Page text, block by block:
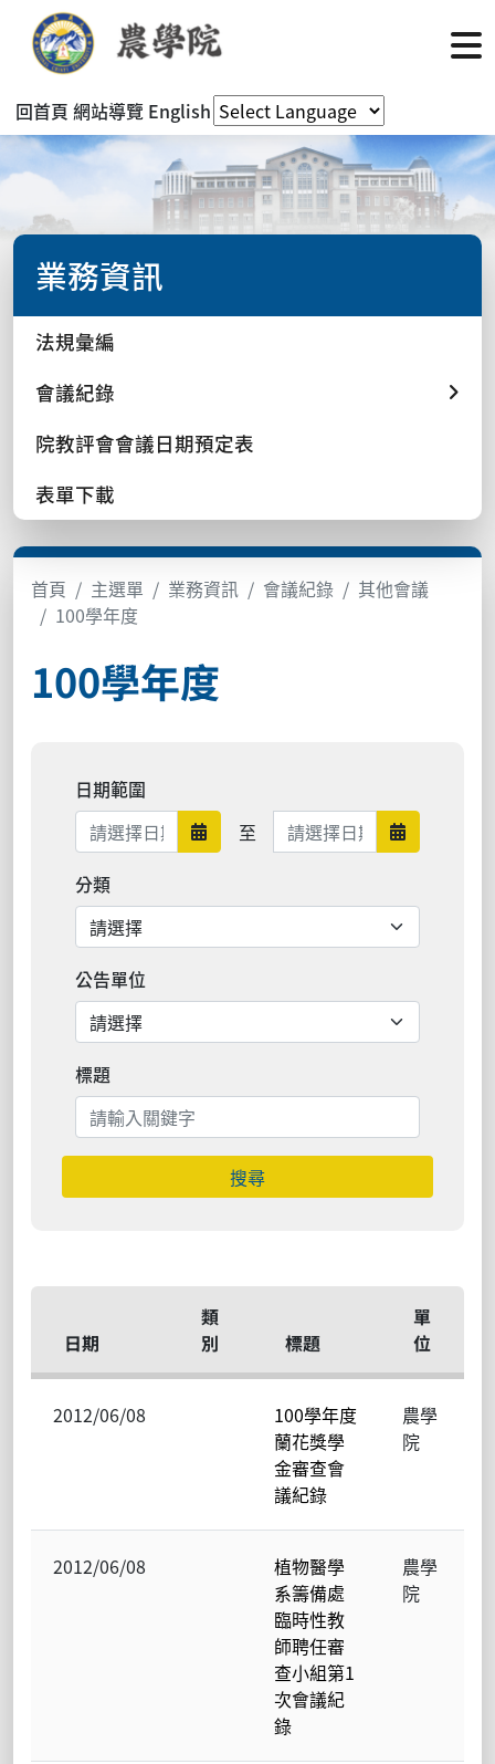
回首頁 網站導覽 English
業務資訊
法規彙編
會議紀錄
院教評會會議日期預定表
表單下載
首頁 主選單 業務資訊 會議紀錄
其他會議
100學年度
100學年度
日期範圍
日期範圍開始
至 日期範圍結束 日期範圍
分類
公告單位
標題
搜尋
日期
類
別
標題
單
位
2012/06/08
100學年度
蘭花獎學
金審查會
議紀錄
農學
院
2012/06/08
植物醫學
系籌備處
臨時性教
師聘任審
查小組第1
次會議紀
錄
農學
院